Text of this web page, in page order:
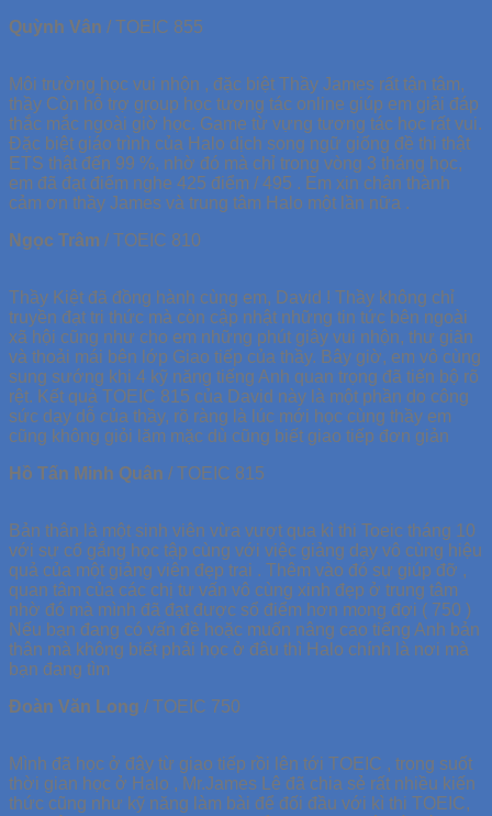
Quỳnh Vân / TOEIC 855
Môi trường học vui nhộn , đặc biệt Thầy James rất tận tâm,
thầy Còn hỗ trợ group học tương tác online giúp em giải đáp
thắc mắc ngoài giờ học. Game từ vựng tương tác học rất vui.
Đặc biệt giáo trình của Halo dịch song ngữ giống đề thi thật
ETS thật đến 99 %, nhờ đó mà chỉ trong vòng 3 tháng học,
em đã đạt điểm nghe 425 điểm / 495 . Em xin chân thành
cảm ơn thầy James và trung tâm Halo một lần nữa .
Ngọc Trâm / TOEIC 810
Thầy Kiệt đã đồng hành cùng em, David ! Thầy không chỉ
truyền đạt tri thức mà còn cập nhật những tin tức bên ngoài
xã hội cũng như cho em những phút giây vui nhộn, thư giãn
và thoải mái bên lớp Giao tiếp của thầy. Bây giờ, em vô cùng
sung sướng khi 4 kỹ năng tiếng Anh quan trọng đã tiến bộ rõ
rệt. Kết quả TOEIC 815 của David này là một phần do công
sức dạy dỗ của thầy, rõ ràng là lúc mới học cùng thầy em
cũng không giỏi lăm mặc dù cũng biết giao tiếp đơn giản
Hồ Tấn Minh Quân / TOEIC 815
Bản thân là một sinh viên vừa vượt qua kì thi Toeic tháng 10
với sự cố gắng học tập cùng với việc giảng dạy vô cùng hiệu
quả của một giảng viên đẹp trai . Thêm vào đó sự giúp đỡ ,
quan tâm của các chị tư vấn vô cùng xinh đẹp ở trung tâm
nhờ đó mà mình đã đạt được sổ điểm hơn mong đợi ( 750 )
Nếu bạn đang có vấn đề hoặc muốn nâng cao tiếng Anh bản
thân mà không biết phải học ở đâu thì Halo chính là nơi mà
bạn đang tìm
Đoàn Văn Long / TOEIC 750
Mình đã học ở đây từ giao tiếp rồi lên tới TOEIC , trong suốt
thời gian học ở Halo , Mr.James Lê đã chia sẻ rất nhiều kiến
thức cũng như kỹ năng làm bài để đối đầu với kì thi TOEIC,